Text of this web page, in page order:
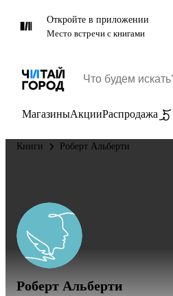
Откройте в приложении
Место встречи с книгами
МагазиныАкцииРаспродажа
Книги Роберт Альберти
Роберт Альберти